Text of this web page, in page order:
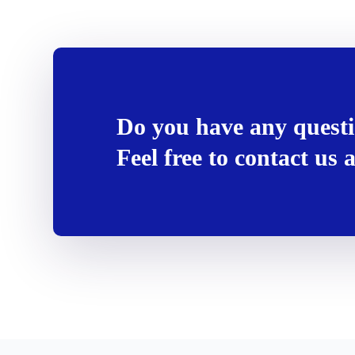
Do you have any
Feel free to contact us